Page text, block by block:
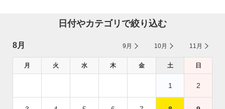
日付やカテゴリで絞り込む
8月 9月 10月 11月
月 火 水 木 金 土 日
1 2